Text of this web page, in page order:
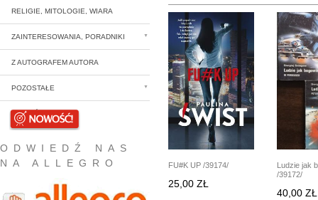
RELIGIE, MITOLOGIE, WIARA
ZAINTERESOWANIA, PORADNIKI
Z AUTOGRAFEM AUTORA
POZOSTAŁE
NOWOŚCI
ODWIEDŹ NAS
NA ALLEGRO
FU#K UP /39174/
25,00 ZŁ
Ludzie jak
/39172/
40,00 ZŁ